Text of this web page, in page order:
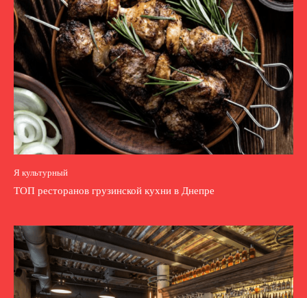
Я культурный
ТОП ресторанов грузинской кухни в Днепре